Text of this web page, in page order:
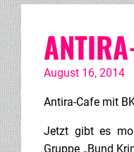
August 16, 2014
Antira-Cafe mit
Jetzt gibt es
Gruppe „Bund